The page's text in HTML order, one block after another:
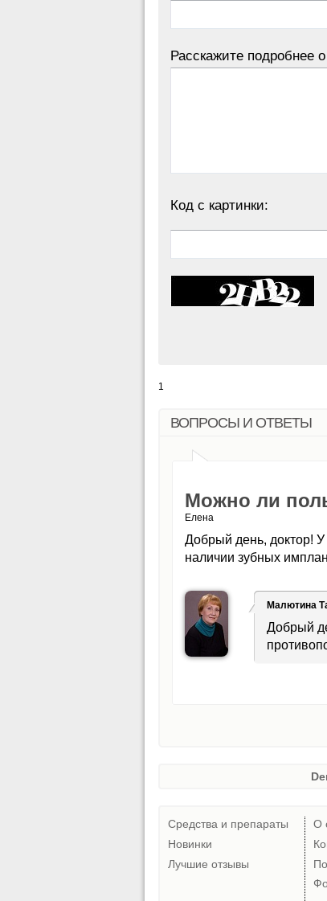
Расскажите подробнее
Код с картинки:
1
ВОПРОСЫ И ОТВЕТЫ
Можно ли
Елена
Добрый день, доктор!
наличии зубных
Малютина
Добрый
Средства и препараты
Новинки
Лучшие отзывы
О